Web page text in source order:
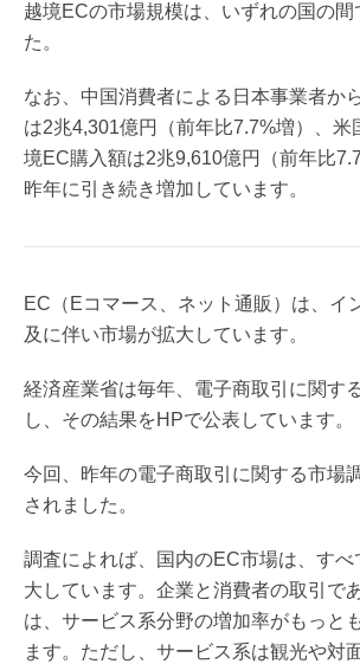
越境ECの市場規模は、いずれの国の間
た。
なお、中国消費者による日本事業者か
は2兆4,301億円（前年比7.7%増）、米
境EC購入額は2兆9,610億円（前年比
昨年に引き続き増加しています。
EC（Eコマース、ネット通販）は、イ
及に伴い市場が拡大しています。
経済産業省は毎年、電子商取引に関す
し、その結果をHPで公表しています。
今回、昨年の電子商取引に関する市場
されました。
調査によれば、国内のEC市場は、す
大しています。企業と消費者の取引で
は、サービス系分野の増加率がもっと
ます。ただし、サービス系は観光や対